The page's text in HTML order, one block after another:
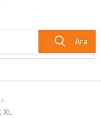
Ara
XL